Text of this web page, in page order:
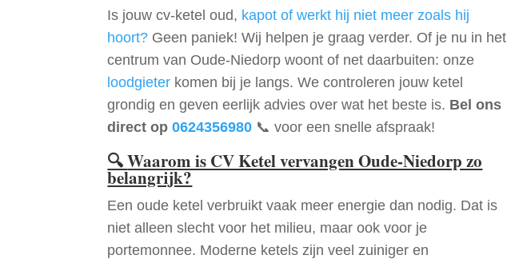
Is jouw cv-ketel oud, kapot of werkt hij niet meer zoals hij
hoort? Geen paniek! Wij helpen je graag verder. Of je nu in het
centrum van Oude-Niedorp woont of net daarbuiten: onze
loodgieter komen bij je langs. We controleren jouw ketel
grondig en geven eerlijk advies over wat het beste is. Bel ons
direct op0624356980 📞 voor een snelle afspraak!
🔍Waarom is CV Ketel vervangen Oude-Niedorp zo
belangrijk?
Een oude ketel verbruikt vaak meer energie dan nodig. Dat is
niet alleen slecht voor het milieu, maar ook voor je
portemonnee. Moderne ketels zijn veel zuiniger en